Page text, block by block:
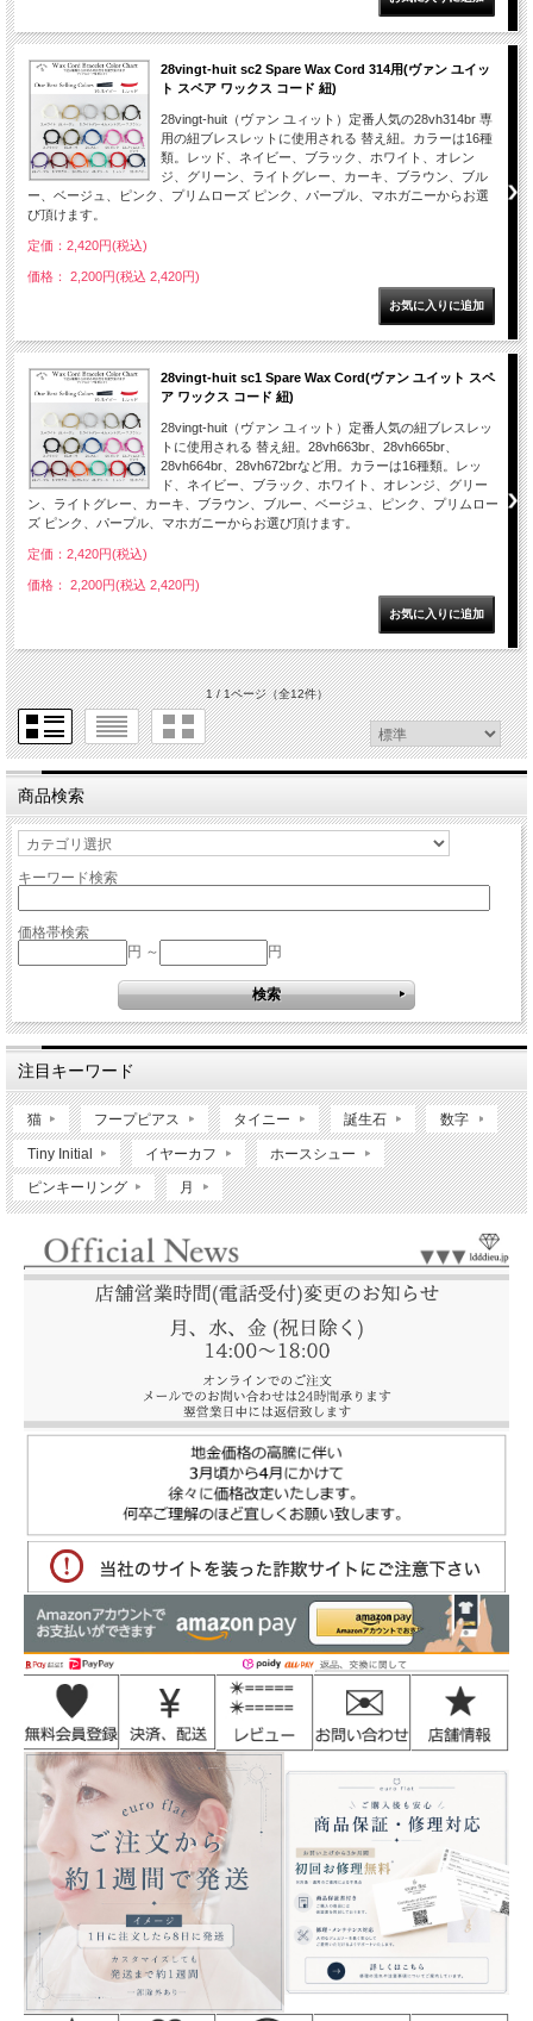
28vingt-huit sc2 Spare Wax Cord 314用(ヴァン ユイッ
ト スペア ワックス コード 紐)
28vingt-huit（ヴァン ユィット）定番人気の28vh314br 専
用の紐ブレスレットに使用される 替え紐。カラーは16種
類。レッド、ネイビー、ブラック、ホワイト、オレン
ジ、グリーン、ライトグレー、カーキ、ブラウン、ブル
ー、ベージュ、ピンク、プリムローズ ピンク、パープル、マホガニーからお選
び頂けます。
定価：2,420円(税込)
価格： 2,200円(税込 2,420円)
28vingt-huit sc1 Spare Wax Cord(ヴァン ユイット スペ
ア ワックス コード 紐)
28vingt-huit（ヴァン ユィット）定番人気の紐ブレスレッ
トに使用される 替え紐。28vh663br、28vh665br、
28vh664br、28vh672brなど用。カラーは16種類。レッ
ド、ネイビー、ブラック、ホワイト、オレンジ、グリー
ン、ライトグレー、カーキ、ブラウン、ブルー、ベージュ、ピンク、プリムロー
ズ ピンク、パープル、マホガニーからお選び頂けます。
定価：2,420円(税込)
価格： 2,200円(税込 2,420円)
1 / 1ページ（全12件）
商品検索
キーワード検索
価格帯検索
円 ～
円
注目キーワード
猫 フープピアス タイニー 誕生石 数字
Tiny Initial イヤーカフ ホースシュー
ピンキーリング 月